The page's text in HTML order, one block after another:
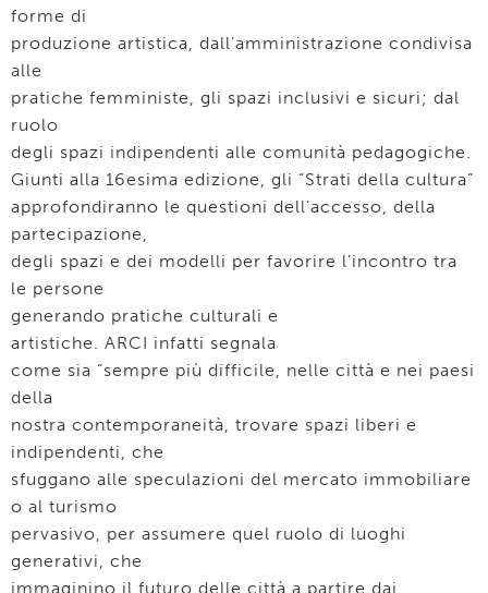
forme di
produzione artistica, dall’amministrazione condivisa
alle
pratiche femministe, gli spazi inclusivi e sicuri; dal
ruolo
degli spazi indipendenti alle comunità pedagogiche.
Giunti alla 16esima edizione, gli “Strati della cultura”
approfondiranno le questioni dell’accesso, della
partecipazione,
degli spazi e dei modelli per favorire l’incontro tra
le persone
generando pratiche culturali e
artistiche. ARCI infatti segnala
come sia “sempre più difficile, nelle città e nei paesi
della
nostra contemporaneità, trovare spazi liberi e
indipendenti, che
sfuggano alle speculazioni del mercato immobiliare
o al turismo
pervasivo, per assumere quel ruolo di luoghi
generativi, che
immaginino il futuro delle città a partire dai